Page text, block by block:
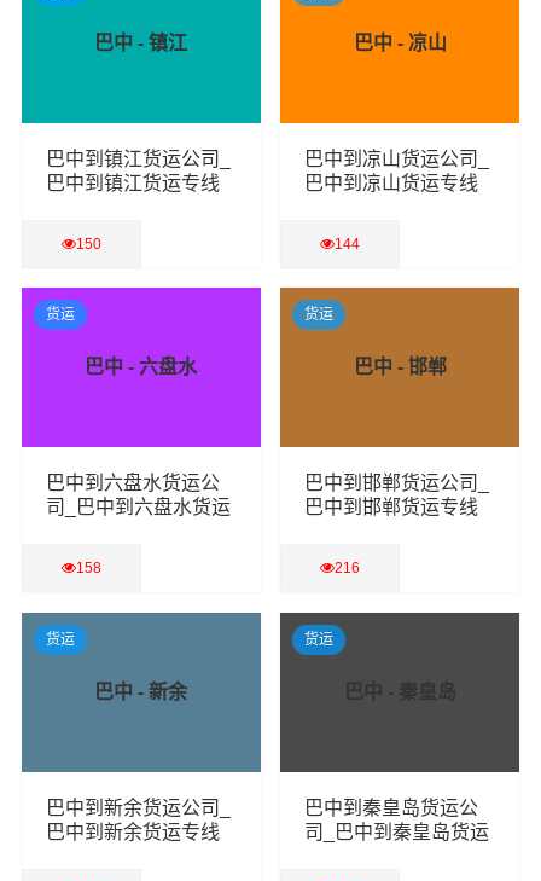
巴中 - 镇江
巴中到镇江货运公司_
巴中到镇江货运专线
150
查看详细
巴中 - 凉山
巴中到凉山货运公司_
巴中到凉山货运专线
144
查看详细
巴中 - 六盘水
巴中到六盘水货运公
司_巴中到六盘水货运
158
查看详细
货运
巴中 - 邯郸
巴中到邯郸货运公司_
巴中到邯郸货运专线
216
查看详细
货运
巴中 - 新余
巴中到新余货运公司_
巴中到新余货运专线
货运
巴中 - 秦皇岛
巴中到秦皇岛货运公
司_巴中到秦皇岛货运
货运